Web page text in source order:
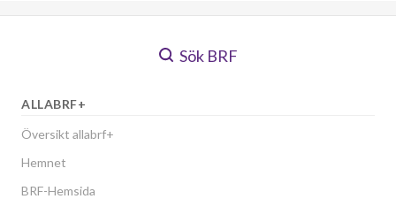
Sök BRF
ALLABRF+
Översikt allabrf+
Hemnet
BRF-Hemsida